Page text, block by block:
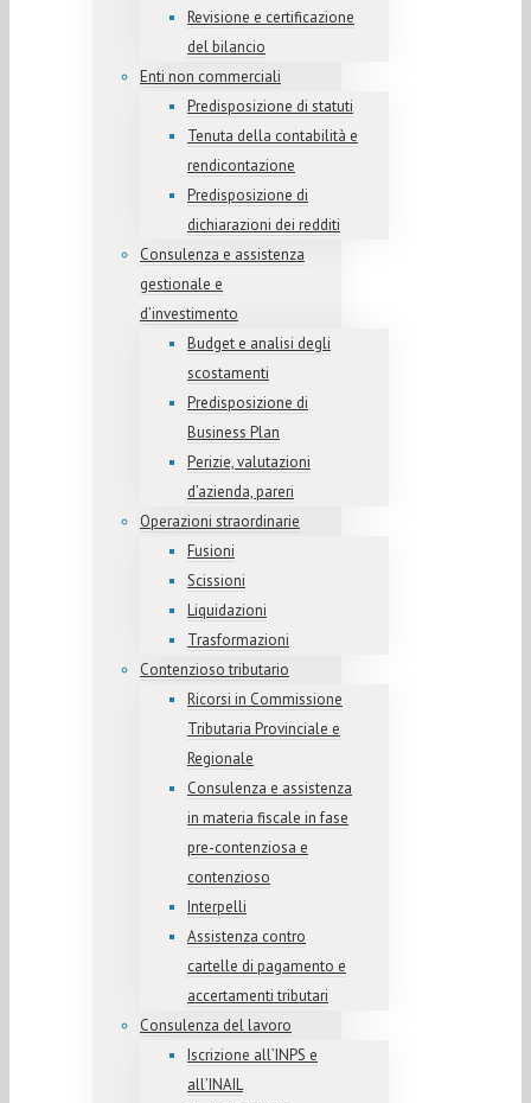
Revisione e certificazione
del bilancio
Enti non commerciali
Predisposizione di statuti
Tenuta della contabilità e
rendicontazione
Predisposizione di
dichiarazioni dei redditi
Consulenza e assistenza
gestionale e
d’investimento
Budget e analisi degli
scostamenti
Predisposizione di
Business Plan
Perizie, valutazioni
d’azienda, pareri
Operazioni straordinarie
Fusioni
Scissioni
Liquidazioni
Trasformazioni
Contenzioso tributario
Ricorsi in Commissione
Tributaria Provinciale e
Regionale
Consulenza e assistenza
in materia fiscale in fase
pre-contenziosa e
contenzioso
Interpelli
Assistenza contro
cartelle di pagamento e
accertamenti tributari
Consulenza del lavoro
Iscrizione all’INPS e
all’INAIL